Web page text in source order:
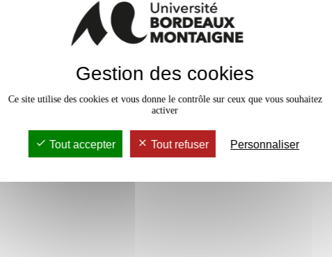
Mobilité
Accessible
Gestion des cookies
Ce site utilise des cookies et vous donne le contrôle sur ceux que vous souhaitez
activer
Tout accepter Tout refuser Personnaliser